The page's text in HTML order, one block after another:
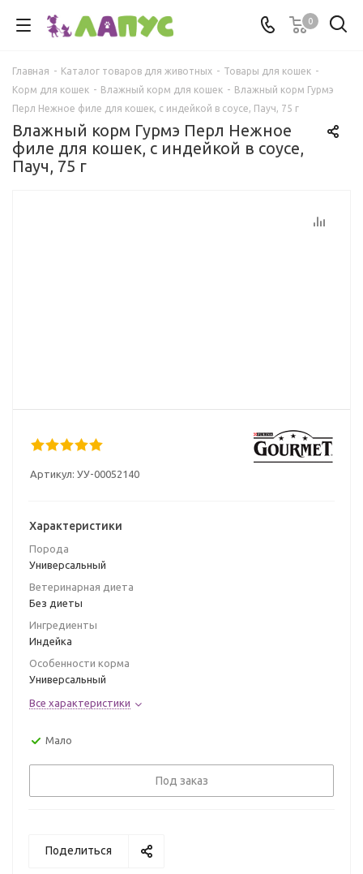
0
Главная - Каталог товаров для животных - Товары для кошек -
Корм для кошек - Влажный корм для кошек - Влажный корм Гурмэ
Перл Нежное филе для кошек, с индейкой в соусе, Пауч, 75 г
Влажный корм Гурмэ Перл Нежное
филе для кошек, с индейкой в соусе,
Пауч, 75 г
Артикул: УУ-00052140
Характеристики
Порода
Универсальный
Ветеринарная диета
Без диеты
Ингредиенты
Индейка
Особенности корма
Универсальный
Все характеристики
Мало
Под заказ
Поделиться